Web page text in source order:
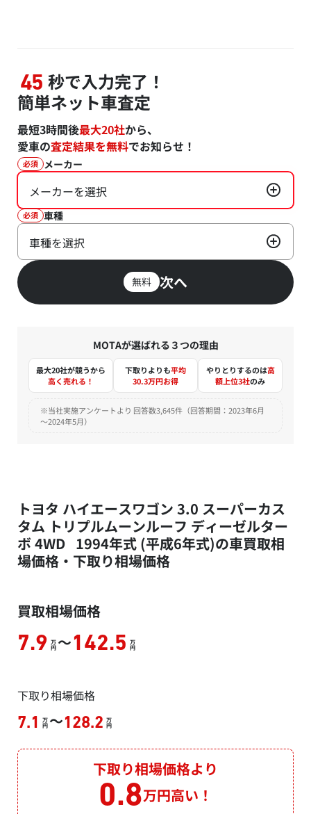
45 秒で入力完了！
簡単ネット車査定
最短3時間後最大20社から、
愛車の査定結果を無料でお知らせ！
必須 メーカー
メーカーを選択
必須 車種
車種を選択
無料 次へ
MOTAが選ばれる３つの理由
最大20社が競うから
高く売れる！
下取りよりも平均
30.3万円お得
やりとりするのは高
額上位3社のみ
※当社実施アンケートより 回答数3,645件（回答期間：2023年6月
～2024年5月）
トヨタ ハイエースワゴン 3.0 スーパーカス
タム トリプルムーンルーフ ディーゼルター
ボ 4WD 1994年式 (平成6年式)の車買取相
場価格・下取り相場価格
買取相場価格
7.9 万
円 ～142.5 万
円
下取り相場価格
7.1 万
円 ～128.2 万
円
下取り相場価格より
0.8万円高い！